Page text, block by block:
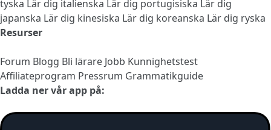
tyska Lär dig italienska Lär dig portugisiska Lär dig
japanska Lär dig kinesiska Lär dig koreanska Lär dig ryska
Resurser
Forum Blogg Bli lärare Jobb Kunnighetstest
Affiliateprogram Pressrum Grammatikguide
Ladda ner vår app på: